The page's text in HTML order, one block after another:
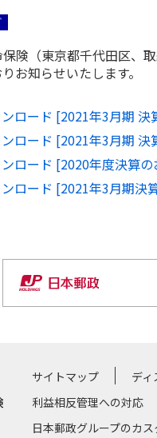
険（東京都千代田区、
お知らせいたします。
ロード [2021年3月期 決
ロード [2021年3月期 決
ロード [2020年度決算
ロード [2021年3月期決
サイトマップ デ
利益相反管理への対応
日本郵政グループのカ